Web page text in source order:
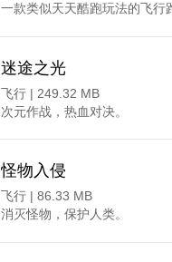
一款类似天天酷跑玩法的飞行
迷途之光
飞行 | 249.32 MB
次元作战，热血对决。
怪物入侵
飞行 | 86.33 MB
消灭怪物，保护人类。